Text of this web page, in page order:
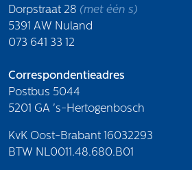
Dorpstraat 28 (met één s)
5391 AW Nuland
073 641 33 12
Correspondentieadres
Postbus 5044
5201 GA 's-Hertogenbosch
KvK Oost-Brabant 16032293
BTW NL0011.48.680.B01